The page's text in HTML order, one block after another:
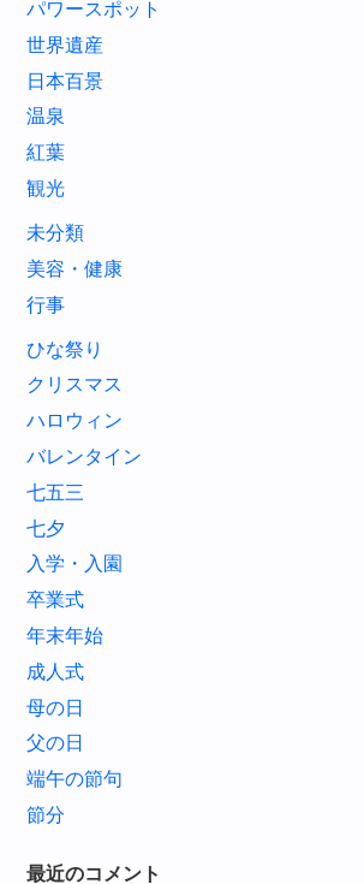
パワースポット
世界遺産
日本百景
温泉
紅葉
観光
未分類
美容・健康
行事
ひな祭り
クリスマス
ハロウィン
バレンタイン
七五三
七夕
入学・入園
卒業式
年末年始
成人式
母の日
父の日
端午の節句
節分
最近のコメント